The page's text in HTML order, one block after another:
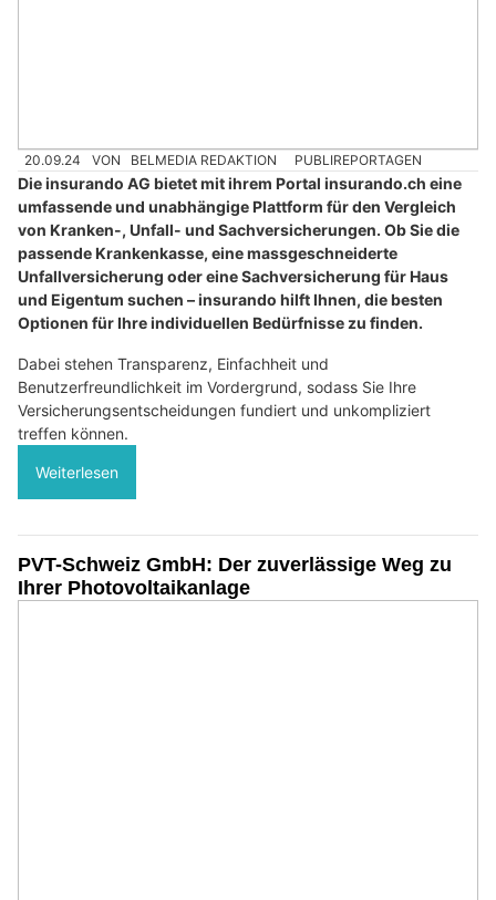
20.09.24 VON BELMEDIA REDAKTION PUBLIREPORTAGEN
Die insurando AG bietet mit ihrem Portal insurando.ch eine
umfassende und unabhängige Plattform für den Vergleich
von Kranken-, Unfall- und Sachversicherungen. Ob Sie die
passende Krankenkasse, eine massgeschneiderte
Unfallversicherung oder eine Sachversicherung für Haus
und Eigentum suchen – insurando hilft Ihnen, die besten
Optionen für Ihre individuellen Bedürfnisse zu finden.
Dabei stehen Transparenz, Einfachheit und
Benutzerfreundlichkeit im Vordergrund, sodass Sie Ihre
Versicherungsentscheidungen fundiert und unkompliziert
treffen können.
Weiterlesen
PVT-Schweiz GmbH: Der zuverlässige Weg zu
Ihrer Photovoltaikanlage